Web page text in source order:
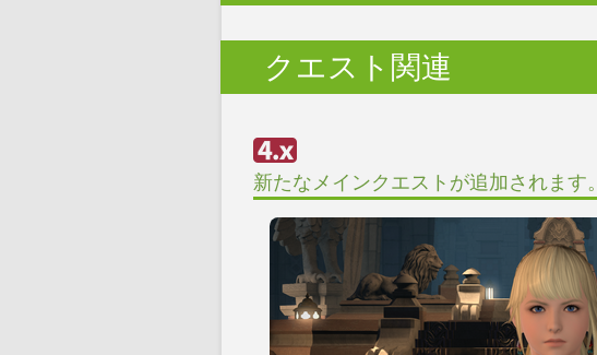
クエスト関連
新たなメインクエストが追加されます。